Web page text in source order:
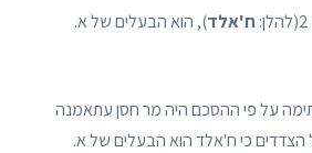
ח'אלד), הוא הבעלים של א.
על פי ההסכם היה מר חסן עתאמנה
על הצדדים כי ח'אלד הוא הבעלים של א.